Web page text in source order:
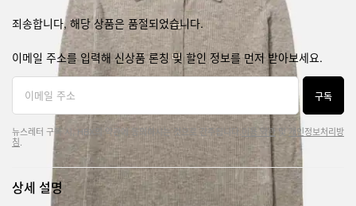
죄송합니다, 해당 상품은 품절되었습니다.
이메일 주소를 입력해 신상품 론칭 및 할인 정보를 먼저 받아보세요.
구독
뉴스레터 구독 시, HBX의 약관에 동의하시는 것으로 간주됩니다. 이용 약관및개인정보처리방
침
상세 설명